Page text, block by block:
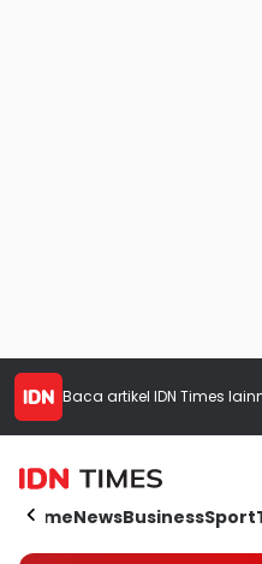
Baca artikel IDN Times
HomeNewsBusinessSport